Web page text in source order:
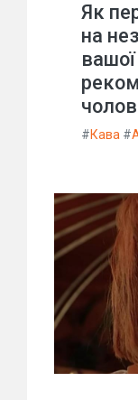
Як
на
#Кава #